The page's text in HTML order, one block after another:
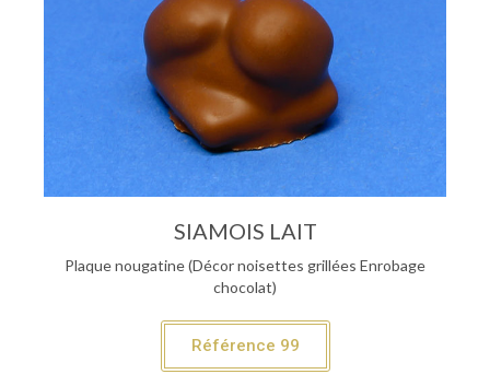
SIAMOIS LAIT
Plaque nougatine (Décor noisettes grillées Enrobage
chocolat)
Référence 99